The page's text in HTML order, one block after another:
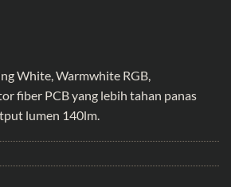
White, Warmwhite RGB,
fiber PCB yang lebih tahan panas
lumen 140lm.